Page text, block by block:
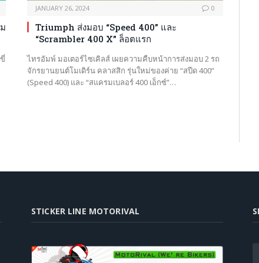
JANUARY 26, 2024 0
Triumph ส่งมอบ “Speed 400” และ
“Scrambler 400 X” ล็อตแรก
ไทรอัมพ์ มอเตอร์ไซเคิลส์ เผยความคืบหน้าการส่งมอบ 2 รถ
จักรยานยนต์โมเดิร์น คลาสสิก รุ่นใหม่ของค่าย “สปีด 400”
(Speed 400) และ “สแครมเบลอร์ 400 เอ็กซ์”…
STICKER LINE MOTORIVAL